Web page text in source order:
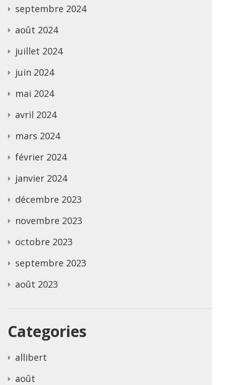
septembre 2024
août 2024
juillet 2024
juin 2024
mai 2024
avril 2024
mars 2024
février 2024
janvier 2024
décembre 2023
novembre 2023
octobre 2023
septembre 2023
août 2023
Categories
allibert
août